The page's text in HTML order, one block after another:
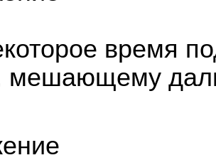
время
мешающему